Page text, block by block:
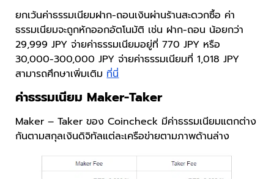
ยกเว้นค่าธรรมเนียมฝาก-ถอนเงินผ่านร้านสะดวกซื้อ ค่า
ธรรมเนียมจะถูกหักออกอัตโนมัติ เช่น ฝาก-ถอน น้อยกว่า
29,999 JPY จ่ายค่าธรรมเนียมอยู่ที่ 770 JPY หรือ
30,000-300,000 JPY จ่ายค่าธรรมเนียมที่ 1,018 JPY
สามารถศึกษาเพิ่มเติม ที่นี่
ค่าธรรมเนียม Maker-Taker
Maker – Taker ของ Coincheck มีค่าธรรมเนียมแตกต่าง
กันตามสกุลเงินดิจิทัลแต่ละเครือข่ายตามภาพด้านล่าง